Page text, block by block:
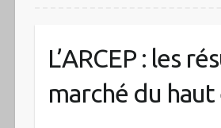
L’ARCEP : les
marché du